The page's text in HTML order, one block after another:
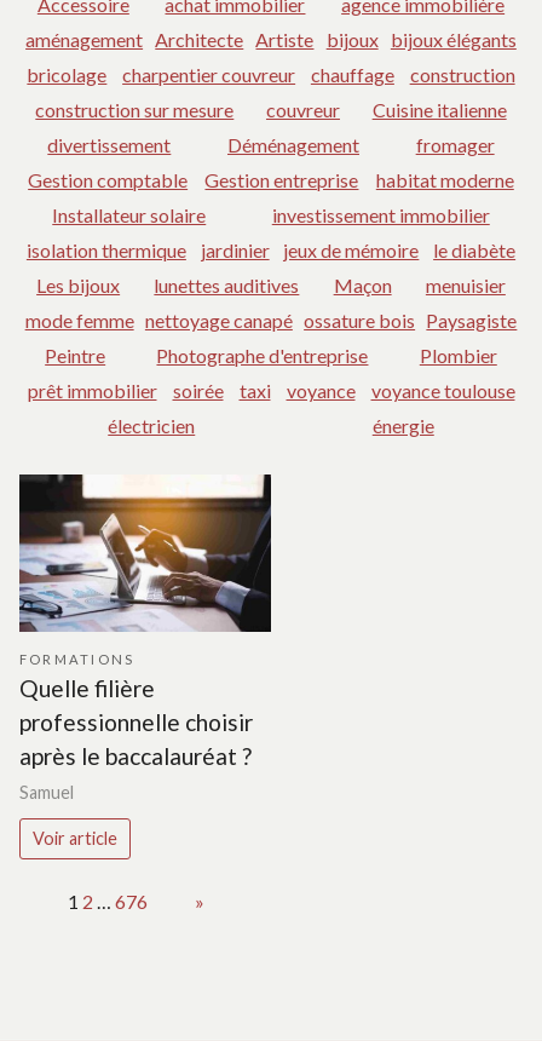
aménagement Architecte Artiste bijoux bijoux élégants
bricolage
charpentier couvreur chauffage
construction
construction sur mesure
couvreur
Cuisine italienne
divertissement
Déménagement
fromager
Gestion comptable
Gestion entreprise
habitat moderne
Installateur solaire
investissement immobilier
isolation thermique
jardinier jeux de mémoire
le diabète
Les bijoux
lunettes auditives Maçon
menuisier
mode femme nettoyage canapé ossature bois Paysagiste
Peintre
Photographe d'entreprise
Plombier
prêt immobilier
soirée taxi voyance
voyance toulouse
électricien
énergie
FORMATIONS
Quelle filière
professionnelle choisir
après le baccalauréat ?
Samuel
Voir article
1 2 … 676 »